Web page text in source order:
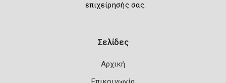
επιχείρησής σας.
Σελίδες
Αρχική